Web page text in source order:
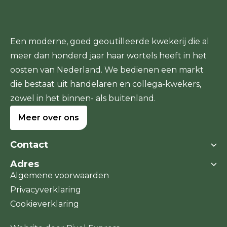
Een moderne, goed geoutilleerde kwekerij die al
meer dan honderd jaar haar wortels heeft in het
oosten van Nederland. We bedienen een markt
die bestaat uit handelaren en collega-kwekers,
zowel in het binnen- als buitenland.
Meer over ons
Contact
Boomkwekerij Dedemsvaart
Stegerensallee 11a
7701 PJ Dedemsvaart
Adres
Stegerensallee 11a
7701 PJ Dedemsvaart
IBAN: NL64 ABNA 0598314032
Algemene voorwaarden
Privacyverklaring
Cookieverklaring